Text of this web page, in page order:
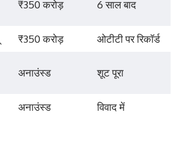
₹350 करोड़ 6 साल बाद
₹350 करोड़ ओटीटी पर रिकॉर्ड
अनाउंस्ड शूट पूरा
अनाउंस्ड विवाद में